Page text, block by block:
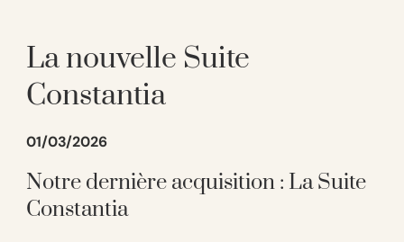
La nouvelle Suite
Constantia
01/03/2026
Notre dernière acquisition : La Suite
Constantia